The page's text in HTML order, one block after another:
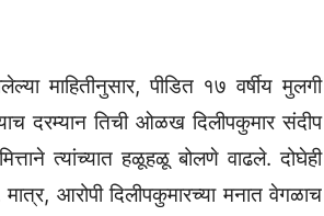
माहितीनुसार, पीडित १७ वर्षीय मुलगी
दरम्यान तिची ओळख दिलीपकुमार संदीप
त्यांच्यात हळूहळू बोलणे वाढले. दोघेही
आरोपी दिलीपकुमारच्या मनात वेगळाच